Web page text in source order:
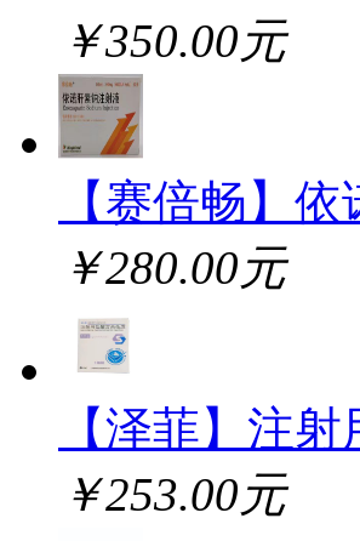
￥350.00元
【赛倍畅】
￥280.00元
【泽菲】注
￥253.00元